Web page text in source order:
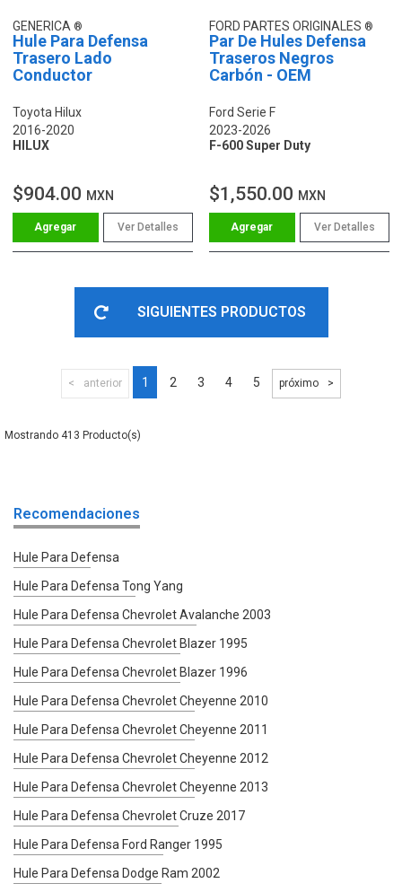
GENERICA
Hule Para Defensa
Trasero Lado
Conductor
Toyota Hilux
2016-2020
HILUX
$904.00 MXN
Ver Detalles
FORD PARTES ORIGINALES
Par De Hules Defensa
Traseros Negros
Carbón - OEM
Ford Serie F
2023-2026
F-600 Super Duty
$1,550.00 MXN
Ver Detalles
SIGUIENTES PRODUCTOS
anterior 1 2 3 4 5 próximo
413
Recomendaciones
Hule Para Defensa
Hule Para Defensa Tong Yang
Hule Para Defensa Chevrolet Avalanche 2003
Hule Para Defensa Chevrolet Blazer 1995
Hule Para Defensa Chevrolet Blazer 1996
Hule Para Defensa Chevrolet Cheyenne 2010
Hule Para Defensa Chevrolet Cheyenne 2011
Hule Para Defensa Chevrolet Cheyenne 2012
Hule Para Defensa Chevrolet Cheyenne 2013
Hule Para Defensa Chevrolet Cruze 2017
Hule Para Defensa Ford Ranger 1995
Hule Para Defensa Dodge Ram 2002